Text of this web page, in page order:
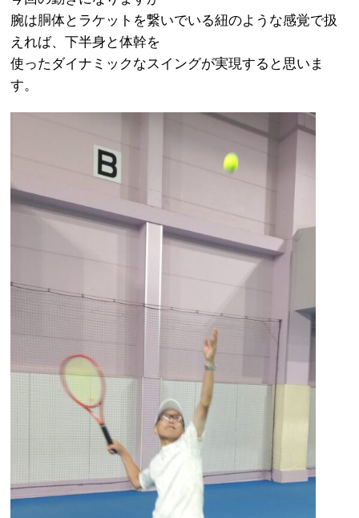
腕は胴体とラケットを繋いでいる紐のような感覚で扱
えれば、下半身と体幹を
使ったダイナミックなスイングが実現すると思いま
す。